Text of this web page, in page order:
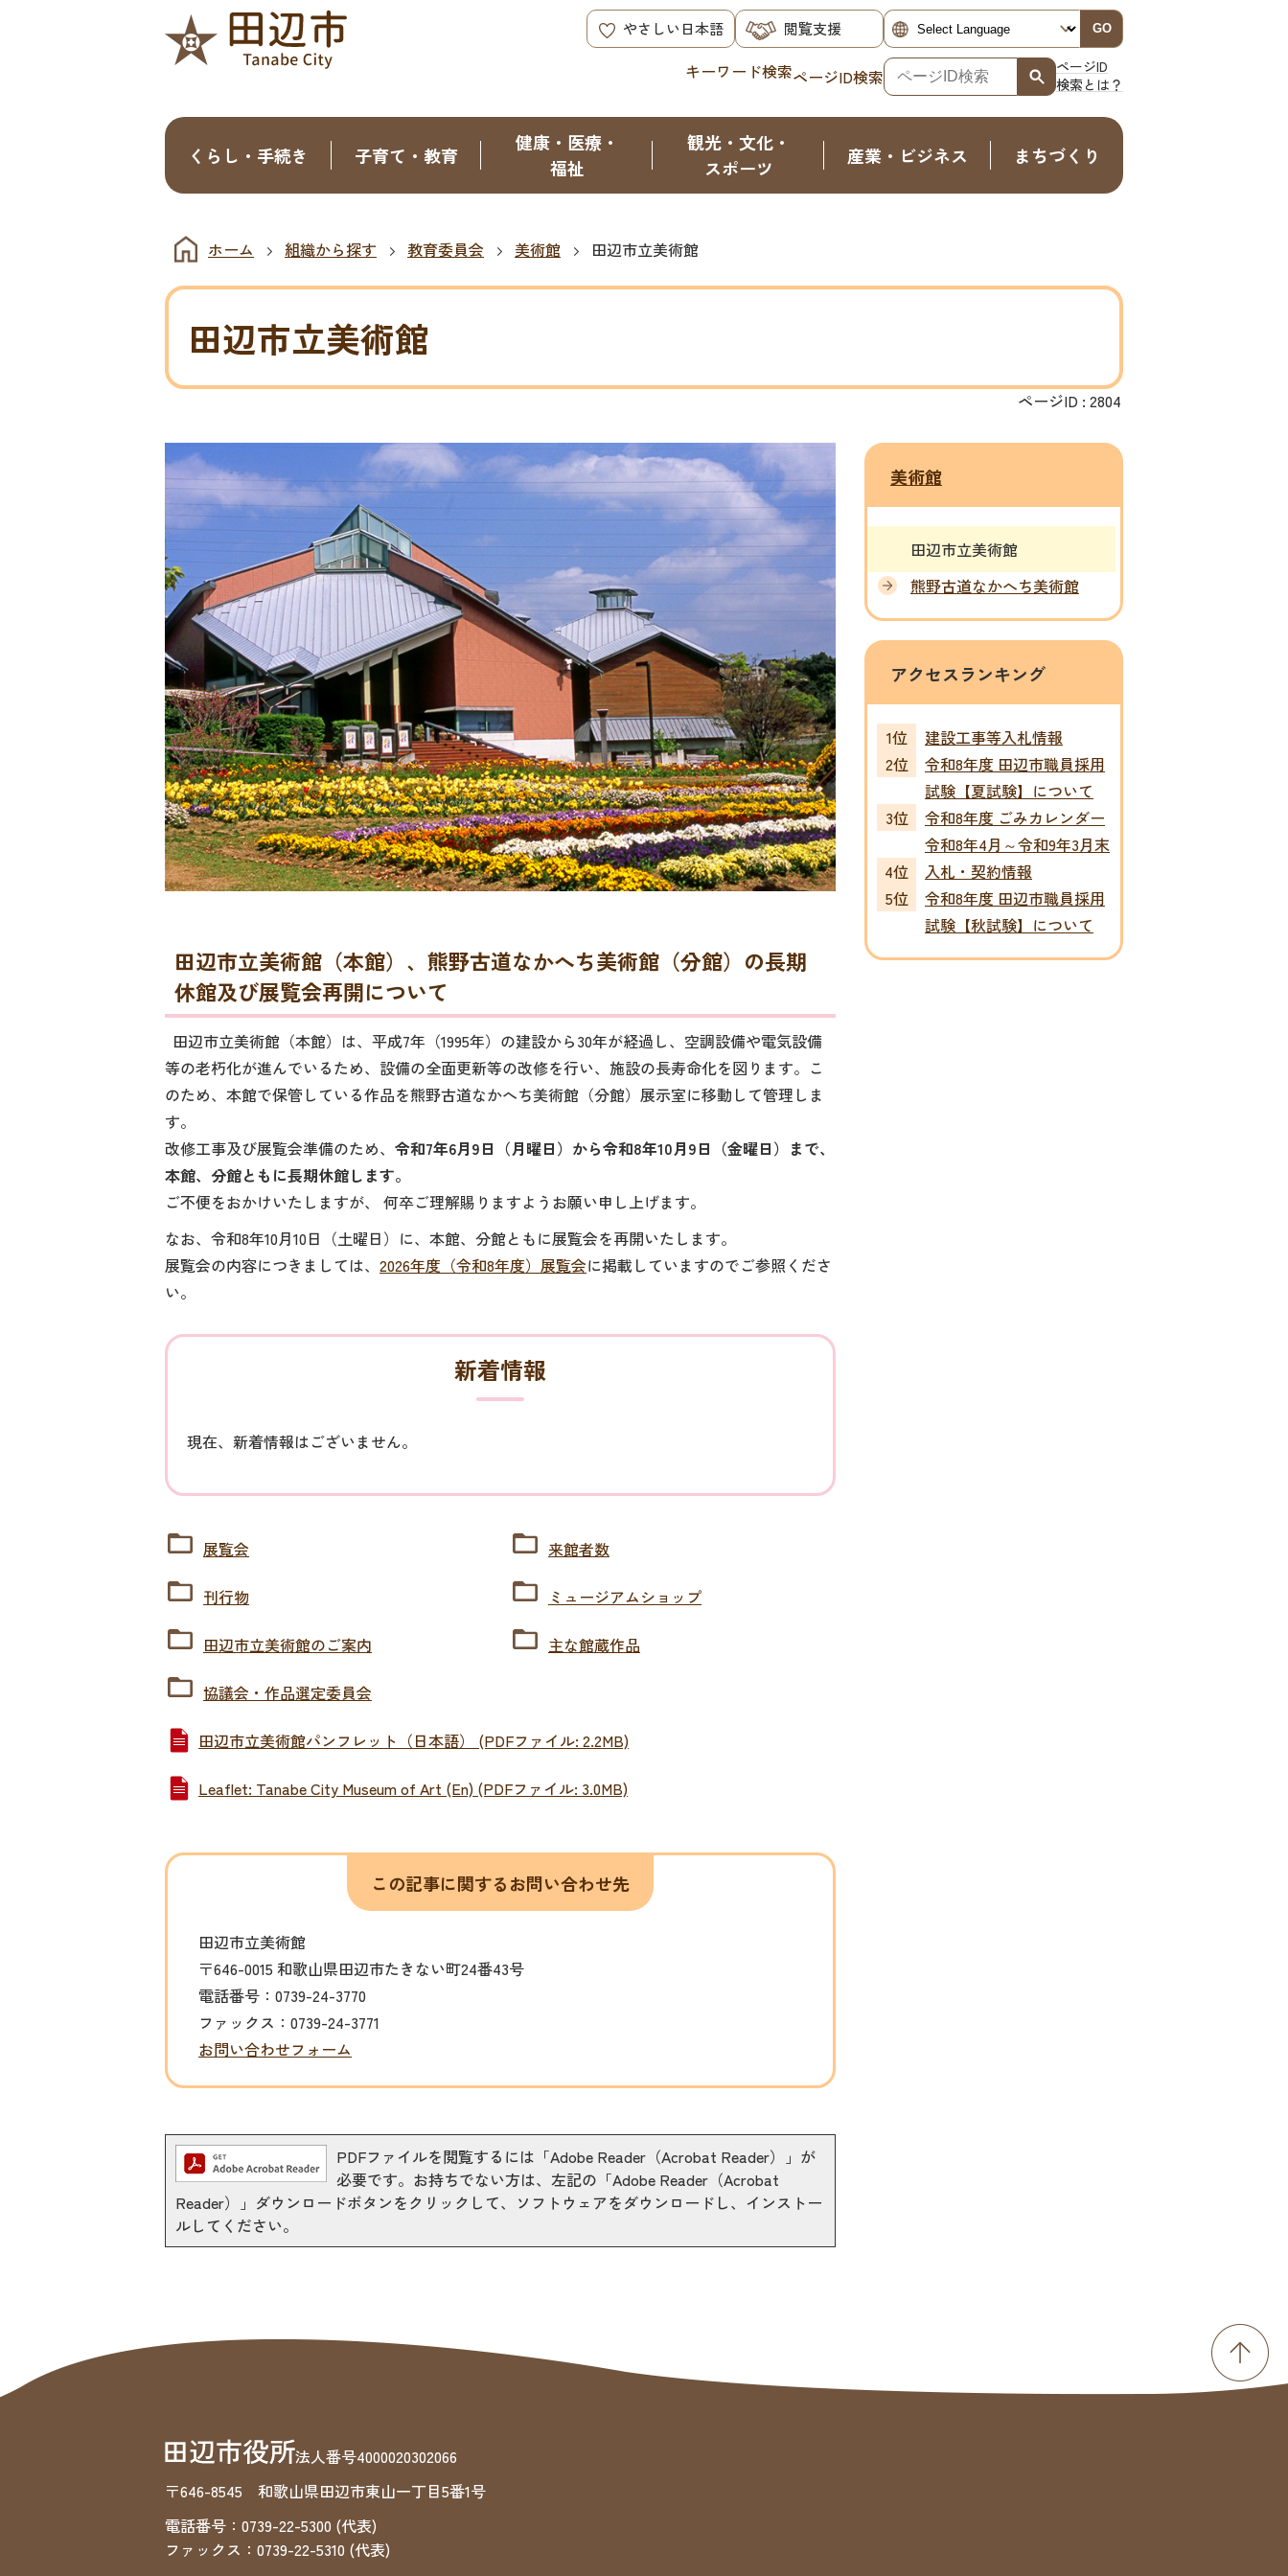
やさしい日本語 閲覧支援 GO
キーワード検索ページID検索
ページID
検索とは？
くらし・手続き 子育て・教育
健康・医療・
福祉
観光・文化・
スポーツ
産業・ビジネス まちづくり
ホーム 組織から探す 教育委員会 美術館 田辺市立美術館
田辺市立美術館
ページID : 2804
田辺市立美術館（本館）、熊野古道なかへち美術館（分館）の長期
休館及び展覧会再開について
田辺市立美術館（本館）は、平成7年（1995年）の建設から30年が経過し、空調設備や電気設備
等の老朽化が進んでいるため、設備の全面更新等の改修を行い、施設の長寿命化を図ります。こ
のため、本館で保管している作品を熊野古道なかへち美術館（分館）展示室に移動して管理しま
す。
改修工事及び展覧会準備のため、 令和7年6月9日（月曜日）から令和8年10月9日（金曜日）まで、
本館、分館ともに長期休館します。
ご不便をおかけいたしますが、 何卒ご理解賜りますようお願い申し上げます。
なお、令和8年10月10日（土曜日）に、本館、分館ともに展覧会を再開いたします。
展覧会の内容につきましては、 2026年度（令和8年度）展覧会に掲載していますのでご参照くださ
い。
新着情報
現在、新着情報はございません。
展覧会 来館者数
刊行物 ミュージアムショップ
田辺市立美術館のご案内 主な館蔵作品
協議会・作品選定委員会
田辺市立美術館パンフレット（日本語） (PDFファイル: 2.2MB)
Leaflet: Tanabe City Museum of Art (En) (PDFファイル: 3.0MB)
この記事に関するお問い合わせ先
田辺市立美術館
〒646-0015 和歌山県田辺市たきない町24番43号
電話番号：0739-24-3770
ファックス：0739-24-3771
お問い合わせフォーム
PDFファイルを閲覧するには「Adobe Reader（Acrobat Reader）」が
必要です。お持ちでない方は、左記の「Adobe Reader（Acrobat
Reader）」ダウンロードボタンをクリックして、ソフトウェアをダウンロードし、インストー
ルしてください。
美術館
田辺市立美術館
熊野古道なかへち美術館
アクセスランキング
建設工事等入札情報
令和8年度 田辺市職員採用
試験【夏試験】について
令和8年度 ごみカレンダー
令和8年4月～令和9年3月末
入札・契約情報
令和8年度 田辺市職員採用
試験【秋試験】について
法人番号4000020302066
〒646-8545 和歌山県田辺市東山一丁目5番1号
電話番号：0739-22-5300 (代表)
ファックス：0739-22-5310 (代表)